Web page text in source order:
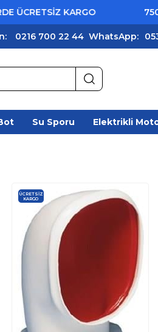
KARGO 7500 TL VE
0216 700 22 44WhatsApp:
Su Sporu Elektrikli
ÜCRETSIZ
KARGO